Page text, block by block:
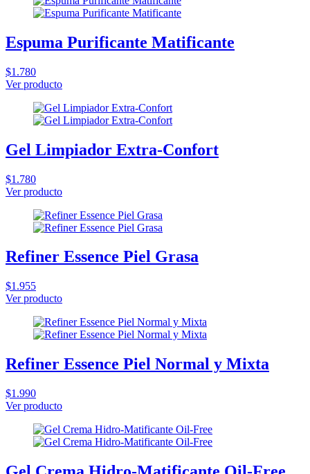
Espuma Purificante Matificante
$1.780
Ver producto
Gel Limpiador Extra-Confort
$1.780
Ver producto
Refiner Essence Piel Grasa
$1.955
Ver producto
Refiner Essence Piel Normal y Mixta
$1.990
Ver producto